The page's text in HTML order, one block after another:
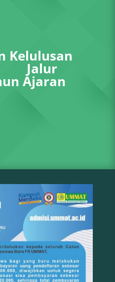
Kelulusan
Jalur
Ajaran